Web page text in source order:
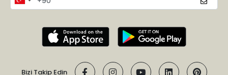
Bizi Takip Edin